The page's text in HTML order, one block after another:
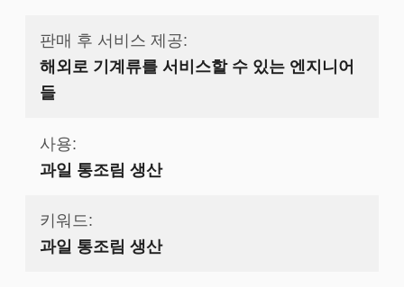
판매 후 서비스 제공:
해외로 기계류를 서비스할 수 있는 엔지니어
들
사용:
과일 통조림 생산
키워드:
과일 통조림 생산